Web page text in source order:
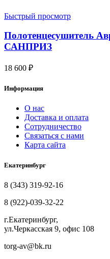
Быстрый просмотр
Полотенцесушитель
САНПРИЗ
18 600 ₽
Информация
О нас
Доставка и оплата
Сотрудничество
Связаться с нами
Карта сайта
Екатеринбург
8 (343) 319-92-16
8 (922)-039-32-22
г.Екатеринбург,
ул.Черкасская 9, офис 108
torg-av@bk.ru